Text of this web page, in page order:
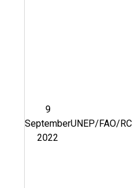
9
September
2022
UNEP/FAO/